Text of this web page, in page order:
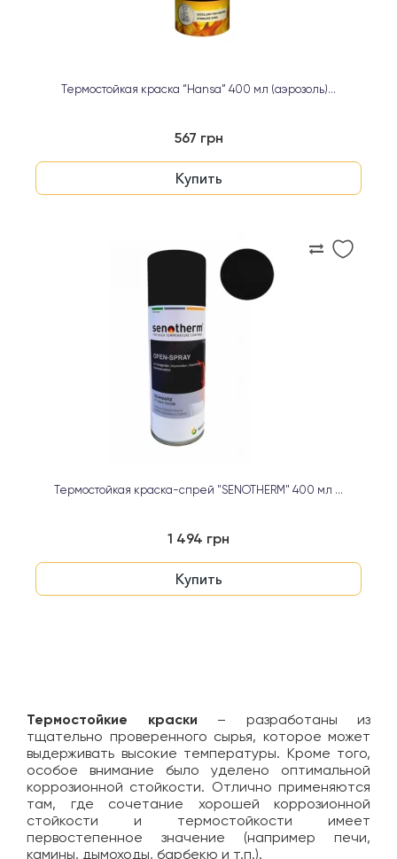
Термостойкие краски – разработаны из
тщательно проверенного сырья, которое может
выдерживать высокие температуры. Кроме того,
особое внимание было уделено оптимальной
коррозионной стойкости. Отлично применяются
там, где сочетание хорошей коррозионной
стойкости и термостойкости имеет
первостепенное значение (например печи,
камины, дымоходы, барбекю и т.п.).
Термостойкая краска “Hansa” 400 мл (аэрозоль)...
567 грн
Купить
Термостойкая краска-спрей "SENOTHERM" 400 мл ...
1 494 грн
Купить